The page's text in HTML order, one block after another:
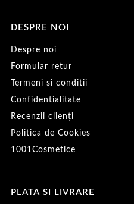
DESPRE NOI
Despre noi
Formular retur
Termeni si conditii
Confidentialitate
Recenzii clienți
Politica de Cookies
1001Cosmetice
PLATA SI LIVRARE